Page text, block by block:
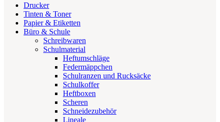
Drucker
Tinten & Toner
Papier & Etiketten
Büro & Schule
Schreibwaren
Schulmaterial
Heftumschläge
Federmäppchen
Schulranzen und Rucksäcke
Schulkoffer
Heftboxen
Scheren
Schneidezubehör
Lineale